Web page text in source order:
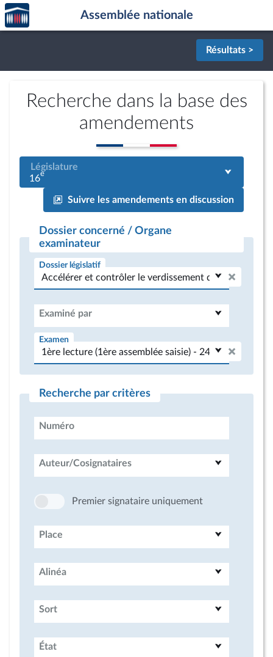
Aller au contenu
Aller en bas de la page
Accèder
à la
page
Assemblée nationale
Résultats >
Recherche dans la base des
amendements
Législature
16e
Suivre les amendements en discussion
Dossier concerné / Organe
examinateur
Dossier législatif
Examiné par
Examen
Recherche par critères
Numéro
Auteur/Cosignataires
Premier signataire uniquement
Place
Alinéa
Sort
État